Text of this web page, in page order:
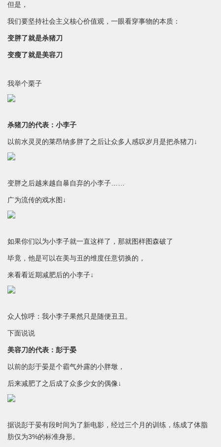
但是，
我们要坚持社会主义核心价值观，一眼看穿事物的本质：
变胖了就是杀猪刀
变瘦了就是美容刀
我举个栗子
杀猪刀的代表：小李子
以前水灵灵的莱昂纳多胖了之后让众多人感叹岁月是把杀猪刀↓
变胖之后越来越自暴自弃的小李子……
广为流传的戏水图↓
如果你们以为小李子就一直这样了，那就图样图森破了
毕竟，他是可以在美与丑的维度任意切换的，
来看看近期减肥后的小李子↓
众人惊呼：我小李子果然只是随便丑丑。
下面说说
美容刀的代表：彭于晏
以前的彭于晏是个霸气外露的小胖墩，
后来减肥了之后成了众多少女的偶像↓
据说彭于晏有段时间为了新电影，经过三个月的训练，练成了体脂
肪仅为3%的标准身形。